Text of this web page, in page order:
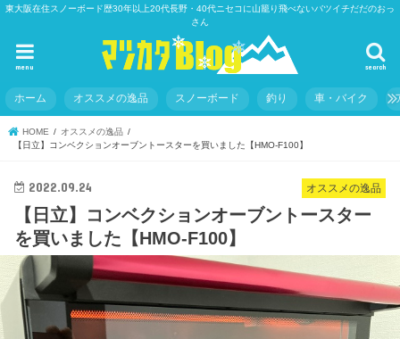
東大阪在住スノーボード歴30年以上20代長野・40代ニセコに山籠り飛べないバツイチだだのおっ
さん
search
menu
ホーム オススメの逸品 スノーボード 釣り 車・バイク
HOME
オススメの逸品
【日立】コンベクションオーブントースターを買いました【HMO-F100】
オススメの逸品
2022.09.24
【日立】コンベクションオーブントースター
を買いました【HMO-F100】